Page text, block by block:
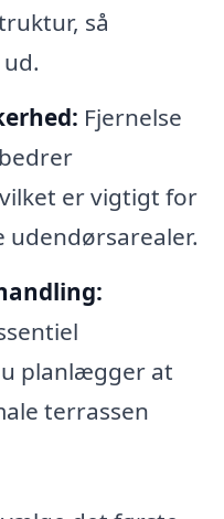
så
Fjernelse
er vigtigt for
udendørsarealer.
planlægger at
terrassen